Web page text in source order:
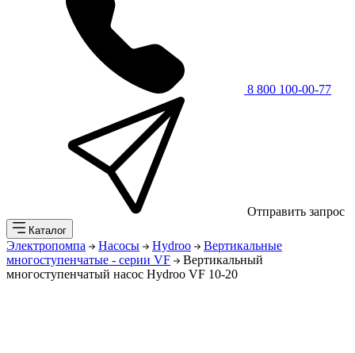
8 800 100-00-77
Отправить запрос
Каталог
Электропомпа Насосы Hydroo
Вертикальные
многоступенчатые - серии VF
Вертикальный
многоступенчатый насос Hydroo VF 10-20